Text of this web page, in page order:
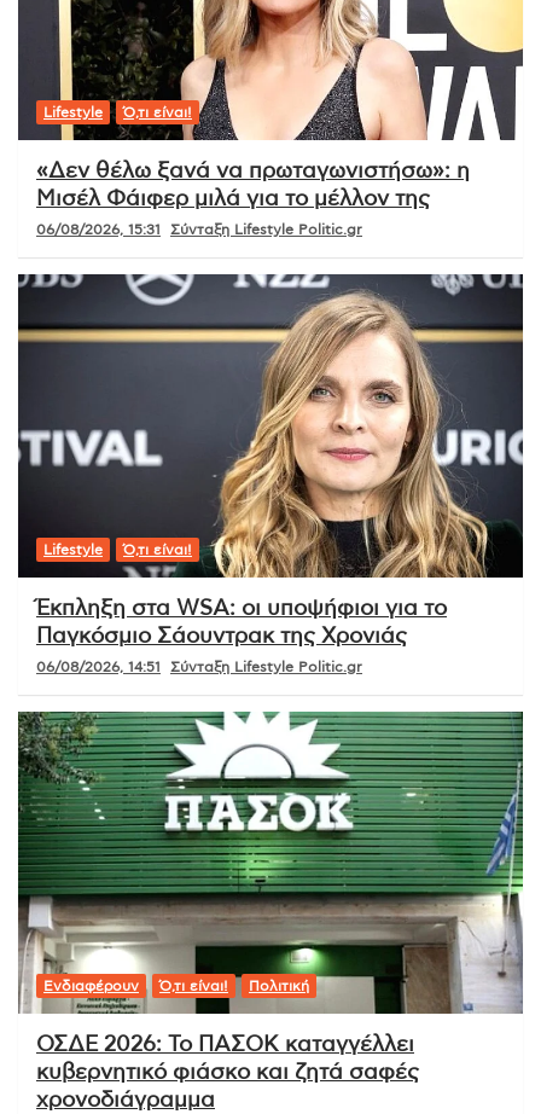
Lifestyle Ό,τι είναι!
«Δεν θέλω ξανά να πρωταγωνιστήσω»: η
Μισέλ Φάιφερ μιλά για το μέλλον της
06/08/2026, 15:31 Σύνταξη Lifestyle Politic.gr
Lifestyle Ό,τι είναι!
Έκπληξη στα WSA: οι υποψήφιοι για το
Παγκόσμιο Σάουντρακ της Χρονιάς
06/08/2026, 14:51 Σύνταξη Lifestyle Politic.gr
Ενδιαφέρουν Ό,τι είναι! Πολιτική
ΟΣΔΕ 2026: Το ΠΑΣΟΚ καταγγέλλει
κυβερνητικό φιάσκο και ζητά σαφές
χρονοδιάγραμμα